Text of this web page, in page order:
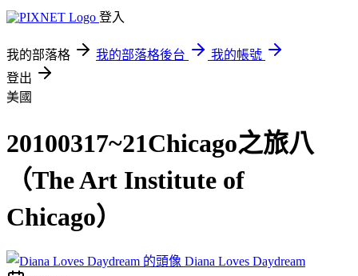
登入
我的部落格 我的部落格後台
我的帳號
登出
美國
20100317~21Chicago之旅八
（The Art Institute of
Chicago）
Diana Loves Daydream